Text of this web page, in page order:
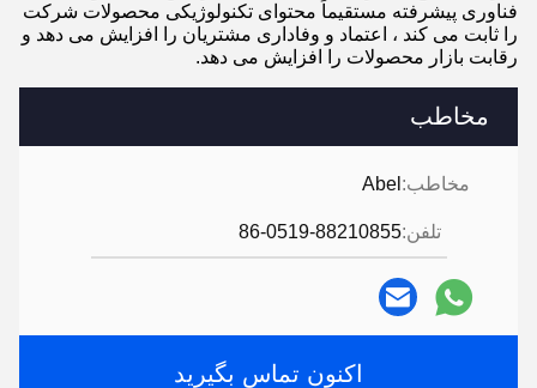
مخاطب
مخاطب: Abel
تلفن:86-0519-88210855
اکنون تماس بگیرید
فناوری پیشرفته مستقیماً محتوای تکنولوژیکی محصولات شرکت
را ثابت می کند ، اعتماد و وفاداری مشتریان را افزایش می دهد و
رقابت بازار محصولات را افزایش می دهد.